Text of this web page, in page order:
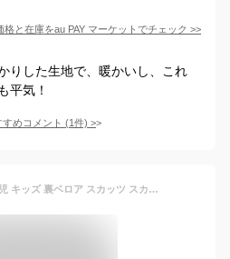
格と在庫をau PAY マーケット でチェック >>
りした生地で、暖かいし、これ
平気！
めコメント (1件) >
（グリーン 130cm）女児 キッズ 裏ベロア スカッツ スカート×スパッツ あったか チェック ウエストゴム nw-0590